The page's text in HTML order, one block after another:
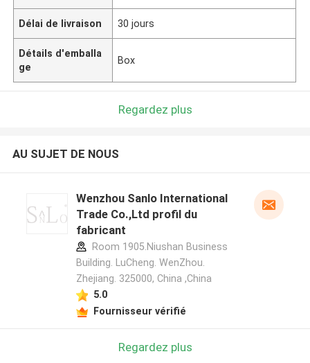
Délai de livraison 30 jours
Détails d'emballa
ge
Box
Regardez plus
AU SUJET DE NOUS
Wenzhou Sanlo International
Trade Co.,Ltd profil du
fabricant
Room 1905.Niushan Business
Building. LuCheng. WenZhou.
Zhejiang. 325000, China ,China
5.0
Fournisseur vérifié
Regardez plus